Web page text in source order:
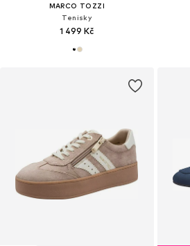
MARCO TOZZI
Tenisky
1 499 Kč